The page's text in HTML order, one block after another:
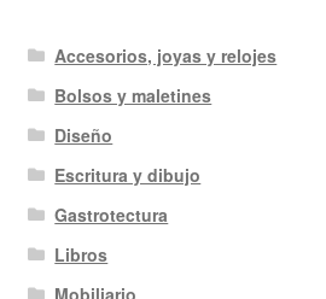
Accesorios, joyas y relojes
Bolsos y maletines
Diseño
Escritura y dibujo
Gastrotectura
Libros
Mobiliario